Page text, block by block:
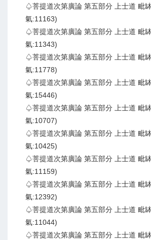
♤菩提道次第廣論 第五部分 上士道 毗
氣:11163)
♤菩提道次第廣論 第五部分 上士道 毗
氣:11343)
♤菩提道次第廣論 第五部分 上士道 毗
氣:11778)
♤菩提道次第廣論 第五部分 上士道 毗
氣:15446)
♤菩提道次第廣論 第五部分 上士道 毗
氣:10707)
♤菩提道次第廣論 第五部分 上士道 毗
氣:10425)
♤菩提道次第廣論 第五部分 上士道 毗
氣:11159)
♤菩提道次第廣論 第五部分 上士道 毗
氣:12392)
♤菩提道次第廣論 第五部分 上士道 毗
氣:11044)
♤菩提道次第廣論 第五部分 上士道 毗